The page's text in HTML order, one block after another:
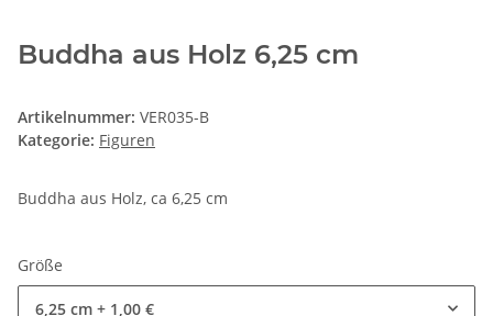
Buddha aus Holz 6,25 cm
Artikelnummer: VER035-B
Kategorie: Figuren
Buddha aus Holz, ca 6,25 cm
Größe
6,25 cm + 1,00 €